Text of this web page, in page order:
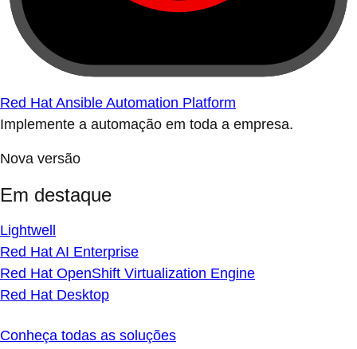
Red Hat Ansible Automation Platform
Implemente a automação em toda a empresa.
Nova versão
Em destaque
Lightwell
Red Hat AI Enterprise
Red Hat OpenShift Virtualization Engine
Red Hat Desktop
Conheça todas as soluções